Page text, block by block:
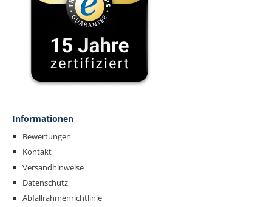
Informationen
Bewertungen
Kontakt
Versandhinweise
Datenschutz
Abfallrahmenrichtlinie